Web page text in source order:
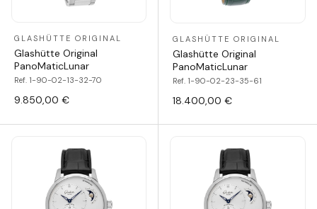
GLASHÜTTE ORIGINAL
Glashütte Original
PanoMaticLunar
Ref. 1-90-02-13-32-70
9.850,00 €
GLASHÜTTE ORIGINAL
Glashütte Original
PanoMaticLunar
Ref. 1-90-02-23-35-61
18.400,00 €